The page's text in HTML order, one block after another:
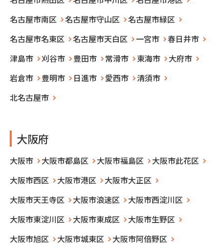
名古屋市南区
名古屋市守山区
名古屋市緑区
名古屋市名東区
名古屋市天白区 一宮市
春日井市
津島市
刈谷市 豊田市 常滑市 東海市
大府市
岩倉市
豊明市 日進市 愛西市
清須市
北名古屋市
大阪府
大阪市 大阪市都島区 大阪市福島区
大阪市此花区
大阪市西区
大阪市港区
大阪市大正区
大阪市天王寺区
大阪市浪速区
大阪市西淀川区
大阪市東淀川区
大阪市東成区
大阪市生野区
大阪市旭区
大阪市城東区
大阪市阿倍野区